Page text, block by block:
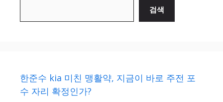
검색
한준수 kia 미친 맹활약, 지금이 바로 주전 포
수 자리 확정인가?